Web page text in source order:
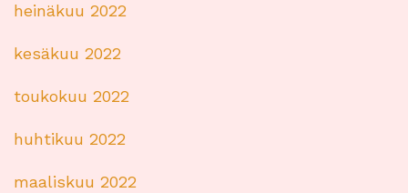
heinäkuu 2022
kesäkuu 2022
toukokuu 2022
huhtikuu 2022
maaliskuu 2022